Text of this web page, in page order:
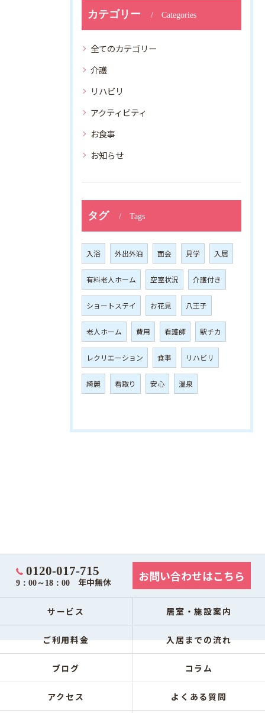
カテゴリー Categories
全てのカテゴリー
介護
リハビリ
アクティビティ
お食事
お知らせ
タグ Tags
入浴 外出外泊 面会 見学 入居
有料老人ホーム 空室状況 介護付き
ショートステイ お花見 八王子
老人ホーム 費用 看護師 駅チカ
レクリエーション 食事 リハビリ
綺麗 看取り 安心 温泉
0120-017-715
9：00～18：00 年中無休 お問い合わせはこちら
サービス 居室・施設案内
ご利用料金 入居までの流れ
ブログ コラム
アクセス よくある質問